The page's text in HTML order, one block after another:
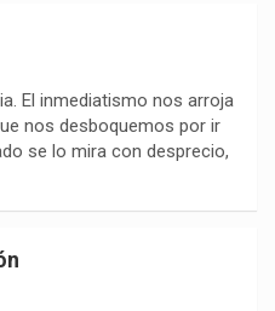
El inmediatismo nos arroja
nos desboquemos por ir
se lo mira con desprecio,